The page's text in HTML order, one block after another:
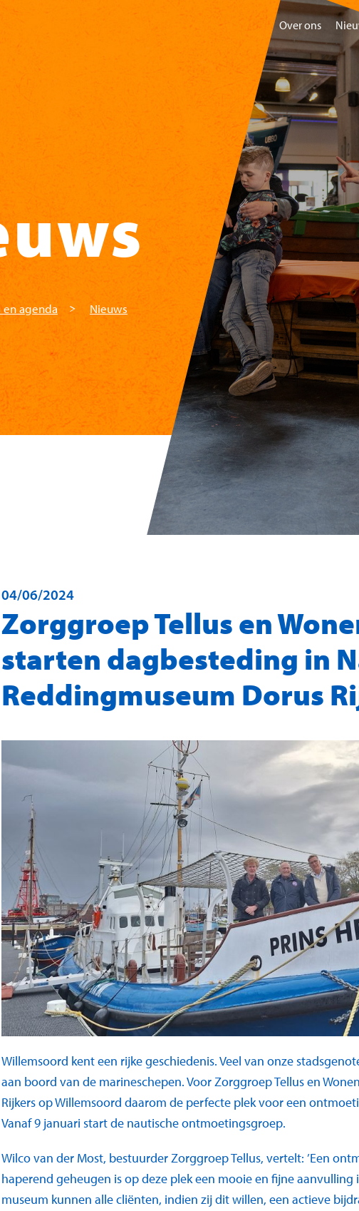
Over ons
en agenda Nieuws
04/06/2024
Zorggroep Tellus en
starten dagbesteding in
Reddingmuseum Dorus
Willemsoord kent een rijke geschiedenis. Veel van onze
aan boord van de marineschepen. Voor Zorggroep Tellus en
Rijkers op Willemsoord daarom de perfecte plek voor een
Vanaf 9 januari start de nautische ontmoetingsgroep.
Wilco van der Most, bestuurder Zorggroep Tellus, vertelt: ’Een
haperend geheugen is op deze plek een mooie en fijne
museum kunnen alle cliënten, indien zij dit willen, een actieve